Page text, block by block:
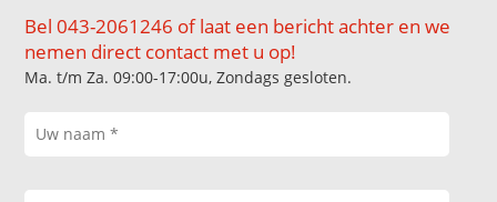
Bel 043-2061246 of laat een bericht achter en we
nemen direct contact met u op!
Ma. t/m Za. 09:00-17:00u, Zondags gesloten.